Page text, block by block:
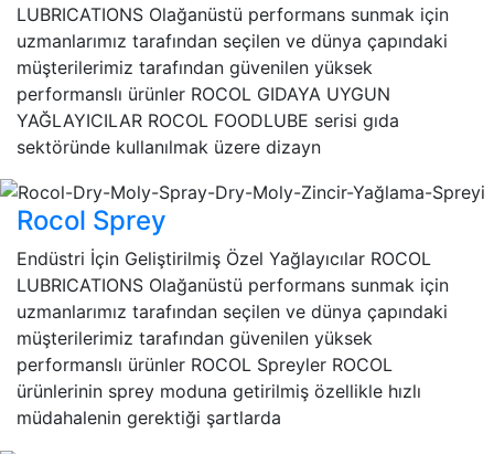
LUBRICATIONS Olağanüstü performans sunmak için
uzmanlarımız tarafından seçilen ve dünya çapındaki
müşterilerimiz tarafından güvenilen yüksek
performanslı ürünler ROCOL GIDAYA UYGUN
YAĞLAYICILAR ROCOL FOODLUBE serisi gıda
sektöründe kullanılmak üzere dizayn
Rocol Sprey
Endüstri İçin Geliştirilmiş Özel Yağlayıcılar ROCOL
LUBRICATIONS Olağanüstü performans sunmak için
uzmanlarımız tarafından seçilen ve dünya çapındaki
müşterilerimiz tarafından güvenilen yüksek
performanslı ürünler ROCOL Spreyler ROCOL
ürünlerinin sprey moduna getirilmiş özellikle hızlı
müdahalenin gerektiği şartlarda